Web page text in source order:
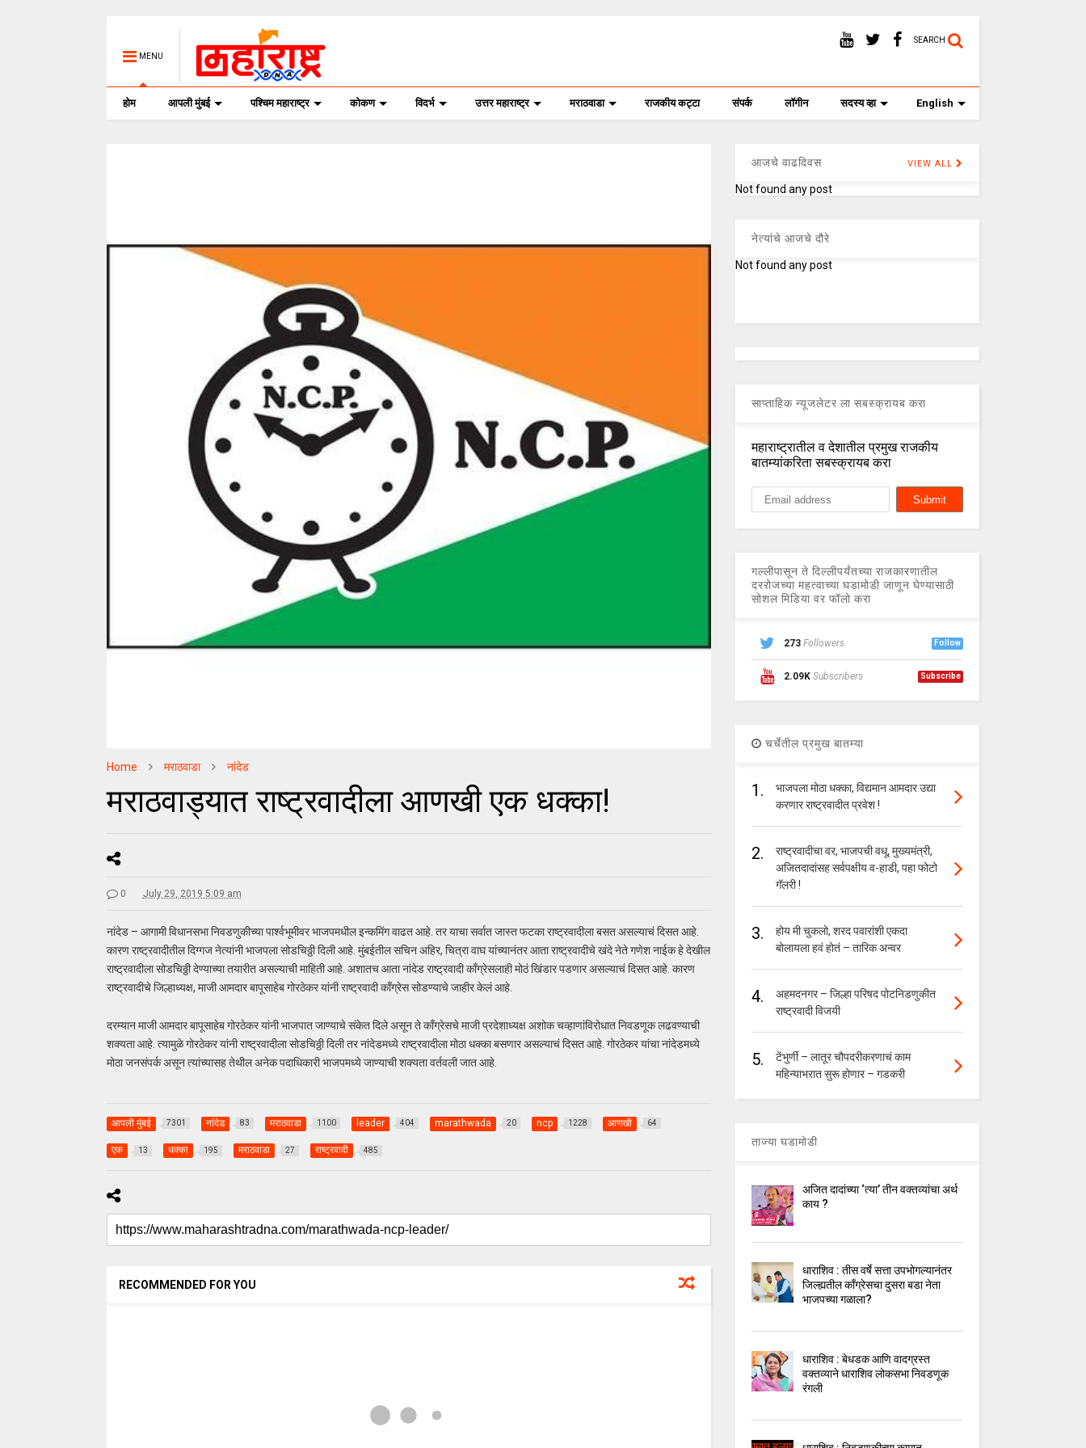
MENU
SEARCH
होम आपली मुंबई पश्चिम महाराष्ट्र कोकण विदर्भ उत्तर महाराष्ट्र मराठवाडा राजकीय कट्टा संपर्क लॉगीन सदस्य व्हा English
Home मराठवाडा नांदेड
मराठवाड्यात राष्ट्रवादीला आणखी एक धक्का!
0 July 29, 2019 5:09 am
नांदेड – आगामी विधानसभा निवडणुकीच्या पार्श्वभूमीवर भाजपमधील इन्कमिंग वाढत आहे. तर याचा सर्वात जास्त फटका राष्ट्रवादीला बसत असल्याचं दिसत आहे.
कारण राष्ट्रवादीतील दिग्गज नेत्यांनी भाजपला सोडचिठ्ठी दिली आहे. मुंबईतील सचिन अहिर, चित्रा वाघ यांच्यानंतर आता राष्ट्रवादीचे खंदे नेते गणेश नाईक हे देखील
राष्ट्रवादीला सोडचिठ्ठी देण्याच्या तयारीत असल्याची माहिती आहे. अशातच आता नांदेड राष्ट्रवादी काँग्रेसलाही मोठं खिंडार पडणार असल्याचं दिसत आहे. कारण
राष्ट्रवादीचे जिल्हाध्यक्ष, माजी आमदार बापूसाहेब गोरठेकर यांनी राष्ट्रवादी काँग्रेस सोडण्याचे जाहीर केलं आहे.
दरम्यान माजी आमदार बापूसाहेब गोरठेकर यांनी भाजपात जाण्याचे संकेत दिले असून ते काँग्रेसचे माजी प्रदेशाध्यक्ष अशोक चव्हाणांविरोधात निवडणूक लढवण्याची
शक्यता आहे. त्यामुळे गोरठेकर यांनी राष्ट्रवादीला सोडचिठ्ठी दिली तर नांदेडमध्ये राष्ट्रवादीला मोठा धक्का बसणार असल्याचं दिसत आहे. गोरठेकर यांचा नांदेडमध्ये
मोठा जनसंपर्क असून त्यांच्यासह तेथील अनेक पदाधिकारी भाजपमध्ये जाण्याची शक्यता वर्तवली जात आहे.
आपली मुंबई 7301 नांदेड 83 मराठवाडा 1100 leader 404 marathwada 20 ncp 1228 आणखी 64
एक 13 धक्का 195 मराठवाडा 27 राष्ट्रवादी 485
RECOMMENDED FOR YOU
आजचे वाढदिवस VIEW ALL
Not found any post
नेत्यांचे आजचे दौरे
Not found any post
साप्ताहिक न्यूजलेटर ला सबस्क्रायब करा
महाराष्ट्रातील व देशातील प्रमुख राजकीय
बातम्यांकरिता सबस्क्रायब करा
गल्लीपासून ते दिल्लीपर्यंतच्या राजकारणातील
दररोजच्या महत्वाच्या घडामोडी जाणून घेण्यासाठी
सोशल मिडिया वर फॉलो करा
273 Followers Follow
2.09K Subscribers Subscribe
चर्चेतील प्रमुख बातम्या
1.
भाजपला मोठा धक्का, विद्यमान आमदार उद्या
करणार राष्ट्रवादीत प्रवेश !
2.
राष्ट्रवादीचा वर, भाजपची वधू, मुख्यमंत्री,
अजितदादांसह सर्वपक्षीय व-हाडी, पहा फोटो
गॅलरी !
3.
होय मी चुकलो, शरद पवारांशी एकदा
बोलायला हवं होतं – तारिक अन्वर
4.
अहमदनगर – जिल्हा परिषद पोटनिडणुकीत
राष्ट्रवादी विजयी
5.
टेंभुर्णी – लातूर चौपदरीकरणाचं काम
महिन्याभरात सुरू होणार – गडकरी
ताज्या घडामोडी
अजित दादांच्या ‘त्या’ तीन वक्तव्यांचा अर्थ
काय ?
धाराशिव : तीस वर्षे सत्ता उपभोगल्यानंतर
जिल्ह्यतील कॉंग्रेसचा दुसरा बडा नेता
भाजपच्या गळाला?
धाराशिव : बेधडक आणि वादग्रस्त
वक्तव्याने धाराशिव लोकसभा निवडणूक
रंगली